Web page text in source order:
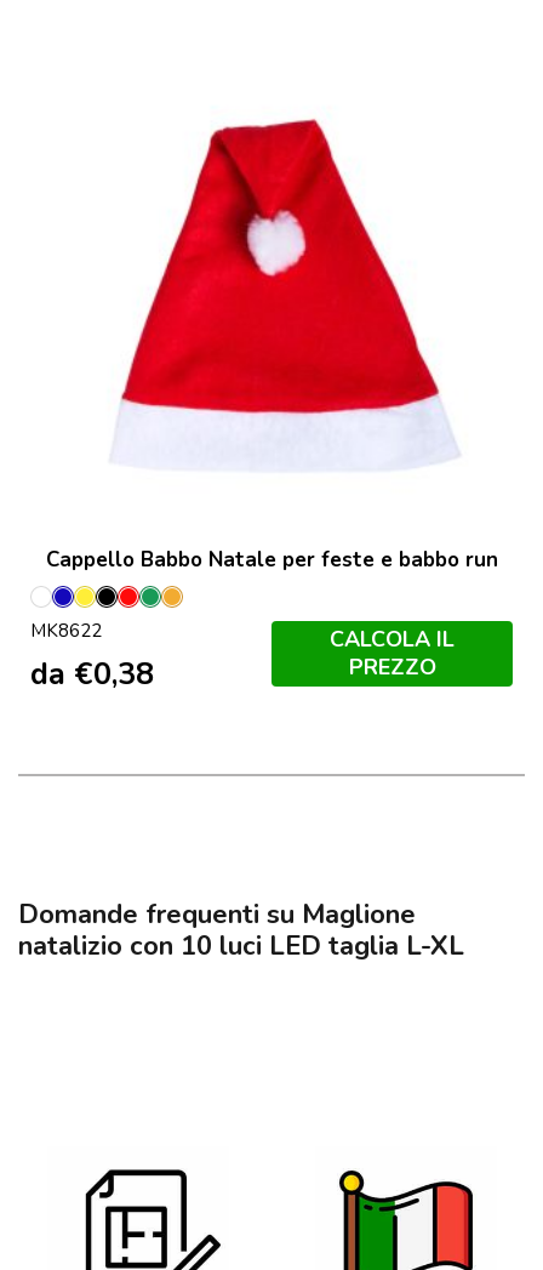
Cappello Babbo Natale per feste e babbo run
Bianco
BluGiallo
NeroRosso
VerdeOrange
MK8622
da €0,38
CALCOLA IL
PREZZO
Domande frequenti su Maglione
natalizio con 10 luci LED taglia L-XL